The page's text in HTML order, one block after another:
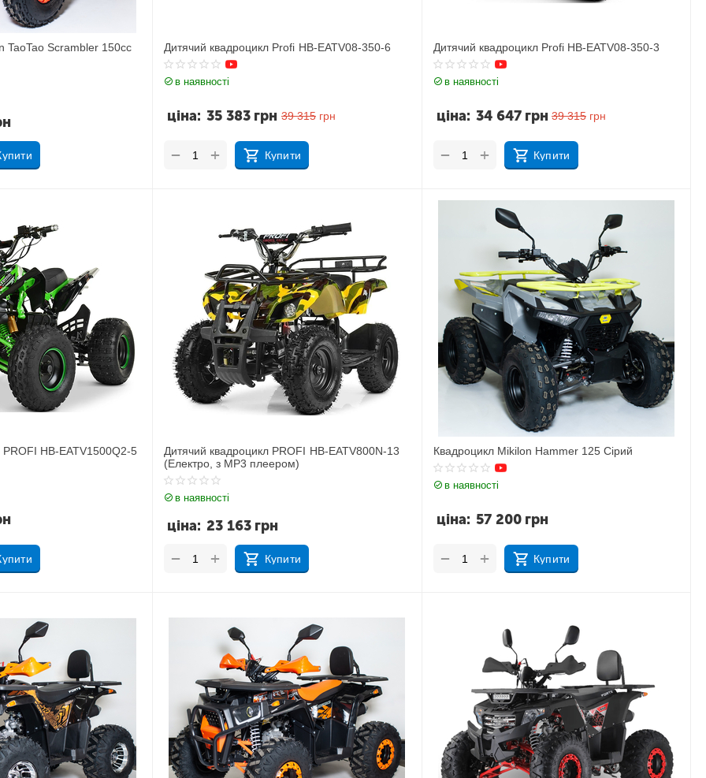
TaoTao Scrambler 150cc
Дитячий квадроцикл Profi HB-EATV08-350-6
в наявності
39 315 грн
35 383 грн
ціна:
Купити
+
−
Дитячий квадроцикл Profi HB-EATV08-350-3
в наявності
39 315 грн
34 647 грн
ціна:
Купити
+
−
PROFI HB-EATV1500Q2-5
Дитячий квадроцикл PROFI HB-EATV800N-13
(Електро, з MP3 плеером)
в наявності
23 163 грн
ціна:
Купити
+
−
Квадроцикл Mikilon Hammer 125 Сірий
в наявності
57 200 грн
ціна:
Купити
+
−